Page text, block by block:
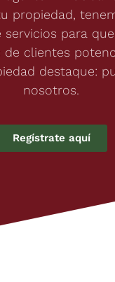
propiedad,
para
clientes
destaque:
nosotros.
Regístrate aquí